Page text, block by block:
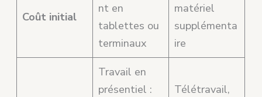
Coût initial
nt en
tablettes ou
terminaux
matériel
supplémenta
ire
Travail en
présentiel :
Télétravail,